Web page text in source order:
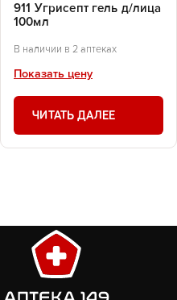
911 Угрисепт гель д/лица
100мл
В наличии в 2 аптеках
Показать цену
ЧИТАТЬ ДАЛЕЕ